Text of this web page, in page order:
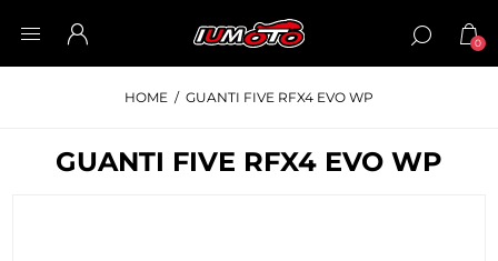
0
HOME / GUANTI FIVE RFX4 EVO WP
GUANTI FIVE RFX4 EVO WP